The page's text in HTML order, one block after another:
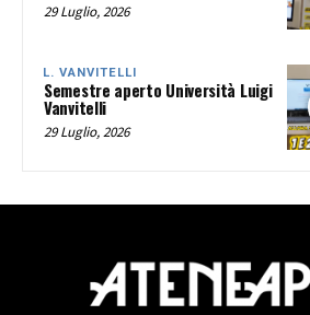
29 Luglio, 2026
L. VANVITELLI
Semestre aperto Università Luigi
Vanvitelli
29 Luglio, 2026